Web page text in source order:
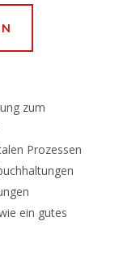
zum
Prozessen
ein gutes